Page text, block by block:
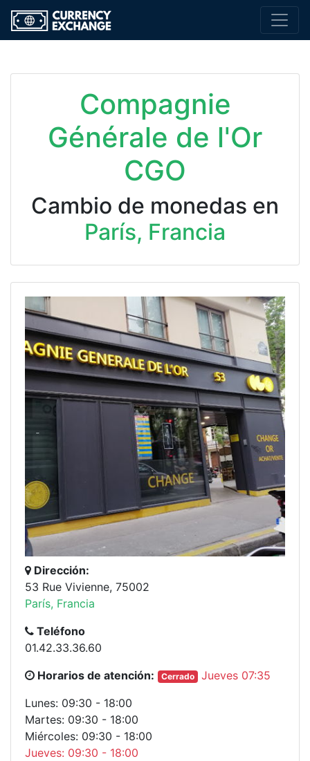
Compagnie
Générale de l'Or
CGO
Cambio de monedas en
París, Francia
Dirección:
53 Rue Vivienne, 75002
París, Francia
Teléfono
01.42.33.36.60
Horarios de atención:
Cerrado
Jueves 07:35
Lunes: 09:30 - 18:00
Martes: 09:30 - 18:00
Miércoles: 09:30 - 18:00
Jueves: 09:30 - 18:00